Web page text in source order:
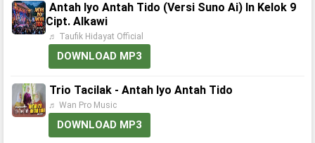
Antah Iyo Antah Tido (Versi Suno Ai) In Kelok 9
Cipt. Alkawi
♬ Taufik Hidayat Official
DOWNLOAD MP3
Trio Tacilak - Antah Iyo Antah Tido
♬ Wan Pro Music
DOWNLOAD MP3